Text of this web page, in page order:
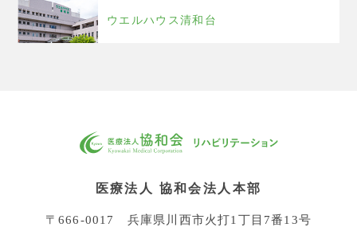
ウエルハウス清和台
医療法人 協和会法人本部
〒666-0017 兵庫県川西市火打1丁目7番13号